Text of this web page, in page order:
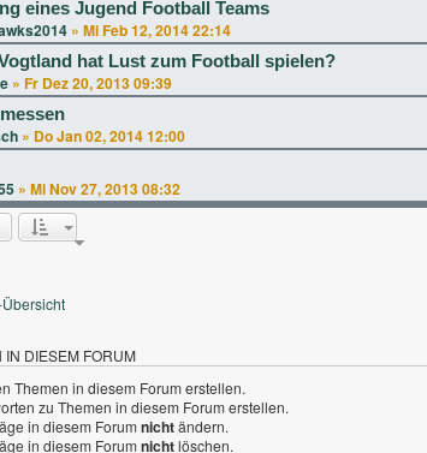
eines Jugend Football Teams
» Mi Feb 12, 2014 22:14
hat Lust zum Football spielen?
» Fr Dez 20, 2013 09:39
» Do Jan 02, 2014 12:00
» Mi Nov 27, 2013 08:32
DIESEM FORUM
Themen in diesem Forum erstellen.
zu Themen in diesem Forum erstellen.
in diesem Forumnichtändern.
in diesem Forumnichtlöschen.